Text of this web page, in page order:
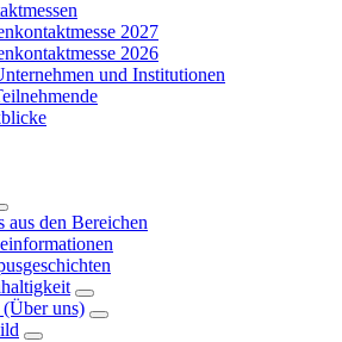
2027
2026
und Institutionen
aus den Bereichen
uns)